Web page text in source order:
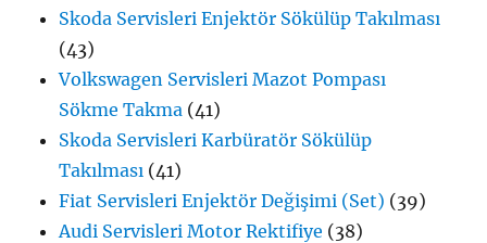
Skoda Servisleri Enjektör Sökülüp Takılması
(43)
Volkswagen Servisleri Mazot Pompası
Sökme Takma (41)
Skoda Servisleri Karbüratör Sökülüp
Takılması (41)
Fiat Servisleri Enjektör Değişimi (Set) (39)
Audi Servisleri Motor Rektifiye (38)